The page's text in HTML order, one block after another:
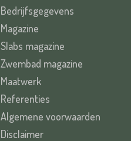
Bedrijfsgegevens
Magazine
Slabs magazine
Zwembad magazine
Maatwerk
Referenties
Algemene voorwaarden
Disclaimer